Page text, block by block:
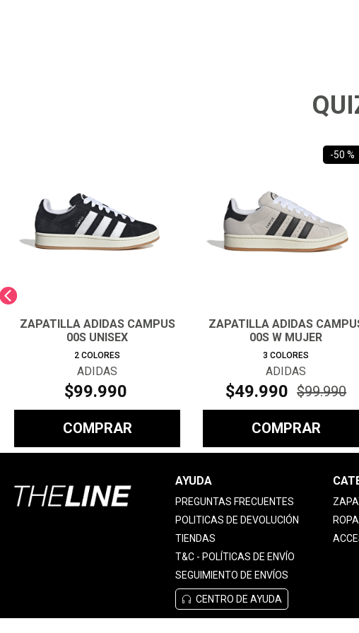
ZAPATILLA ADIDAS CAMPUS
00S UNISEX
2 COLORES
ADIDAS
$99.990
COMPRAR
-50 %
ZAPATILLA ADIDAS
00S W MUJER
3 COLORES
ADIDAS
$49.990 $99.990
COMPRAR
AYUDA
PREGUNTAS FRECUENTES
POLITICAS DE DEVOLUCIÓN
TIENDAS
T&C - POLÍTICAS DE ENVÍO
SEGUIMIENTO DE ENVÍOS
CENTRO DE AYUDA
ROPA